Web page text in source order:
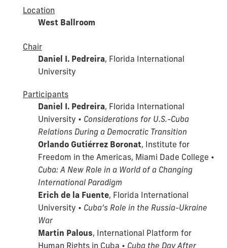
Location
West Ballroom
Chair
Daniel I. Pedreira, Florida International
University
Participants
Daniel I. Pedreira, Florida International
University • Considerations for U.S.-Cuba
Relations During a Democratic Transition
Orlando Gutiérrez Boronat, Institute for
Freedom in the Americas, Miami Dade College •
Cuba: A New Role in a World of a Changing
International Paradigm
Erich de la Fuente, Florida International
University • Cuba’s Role in the Russia-Ukraine
War
Martin Palous, International Platform for
Human Rights in Cuba • Cuba the Day After